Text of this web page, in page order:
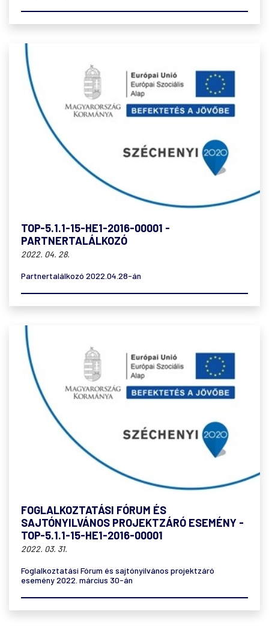
TOP-5.1.1-15-HE1-2016-00001 -
PARTNERTALÁLKOZÓ
2022. 04. 28.
Partnertalálkozó 2022.04.28-án
FOGLALKOZTATÁSI FÓRUM ÉS
SAJTÓNYILVÁNOS PROJEKTZÁRÓ ESEMÉNY -
TOP-5.1.1-15-HE1-2016-00001
2022. 03. 31.
Foglalkoztatási Fórum és sajtónyilvános projektzáró
esemény 2022. március 30-án